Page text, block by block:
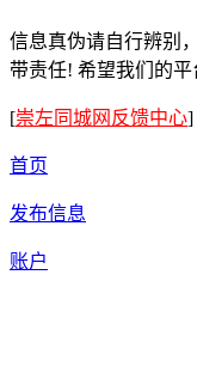
信息真伪请自行辨别
带责任! 希望我们的平
[崇左同城网反馈中心]
首页
发布信息
账户